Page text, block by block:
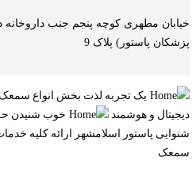
خیابان مطهری کوچه پنجم جنب
پزشکان پاستور) پلاک 9
یک تجربه لذت بخش انواع
دیجیتال و هوشمند
خوب شنیدن
شنوایی پاستور اسلامشهر ارائه کلیه
سمعک